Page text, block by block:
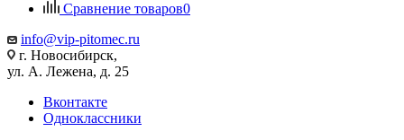
Сравнение товаров0
info@vip-pitomec.ru
г. Новосибирск,
ул. А. Лежена, д. 25
Вконтакте
Одноклассники